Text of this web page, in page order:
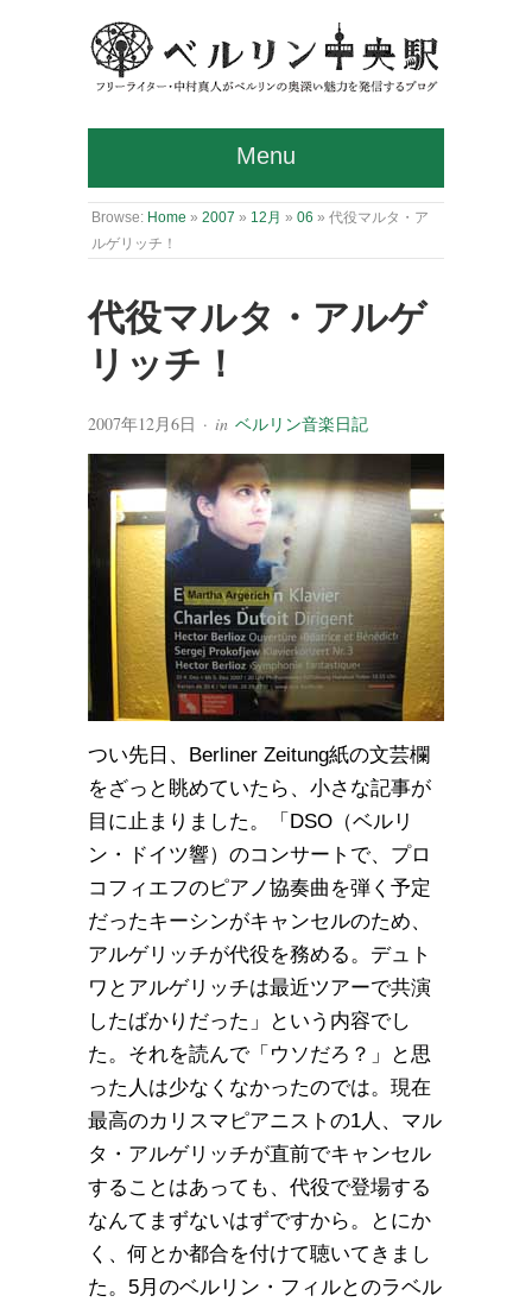
Menu
Browse: Home » 2007 » 12月 » 06 » 代役マルタ・ア
ルゲリッチ！
代役マルタ・アルゲ
リッチ！
2007年12月6日 · in ベルリン音楽日記
つい先日、Berliner Zeitung紙の文芸欄
をざっと眺めていたら、小さな記事が
目に止まりました。「DSO（ベルリ
ン・ドイツ響）のコンサートで、プロ
コフィエフのピアノ協奏曲を弾く予定
だったキーシンがキャンセルのため、
アルゲリッチが代役を務める。デュト
ワとアルゲリッチは最近ツアーで共演
したばかりだった」という内容でし
た。それを読んで「ウソだろ？」と思
った人は少なくなかったのでは。現在
最高のカリスマピアニストの1人、マル
タ・アルゲリッチが直前でキャンセル
することはあっても、代役で登場する
なんてまずないはずですから。とにか
く、何とか都合を付けて聴いてきまし
た。5月のベルリン・フィルとのラベル